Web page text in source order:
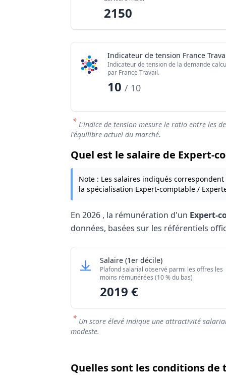
2150
Indicateur de tension France
Indicateur de tension de la demande
par France Travail.
10 / 10
* L'indice de tension mesure le ratio entre les
l'équilibre actuel du marché.
Quel est le salaire de Expert-
Note : Les salaires indiqués
la spécialisation Expert-comptable /
En 2026 , la rémunération d'un Expert-
données, basées sur les référentiels
Grille salariale Expert-comptable /
Niveau de salaire (Déciles)
Salaire minimum (10% les moins
Salaire maximum (10% les mieux
Salaire Expert-comptable / Experte-
(1er décile)
Plafond salarial observé parmi les offres les
moins rémunérées (10 % du bas)
2019 €
* Un score élevé indique une attractivité
modeste.
Quelles sont les conditions